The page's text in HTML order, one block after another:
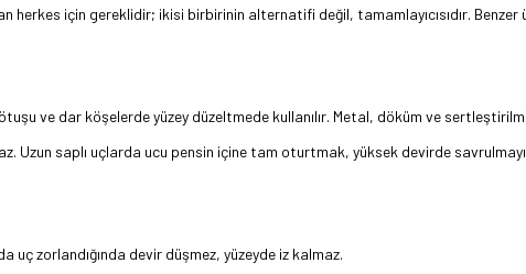
herkes için gereklidir; ikisi birbirinin alternatifi değil, tamamlayıcısıdır.
ve dar köşelerde yüzey düzeltmede kullanılır. Metal, döküm ve
Uzun saplı uçlarda ucu pensin içine tam oturtmak, yüksek devirde
zorlandığında devir düşmez, yüzeyde iz kalmaz.